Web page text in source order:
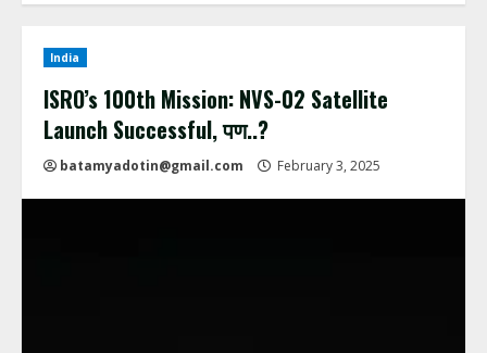
India
ISRO’s 100th Mission: NVS-02 Satellite
Launch Successful, पण..?
batamyadotin@gmail.com February 3, 2025